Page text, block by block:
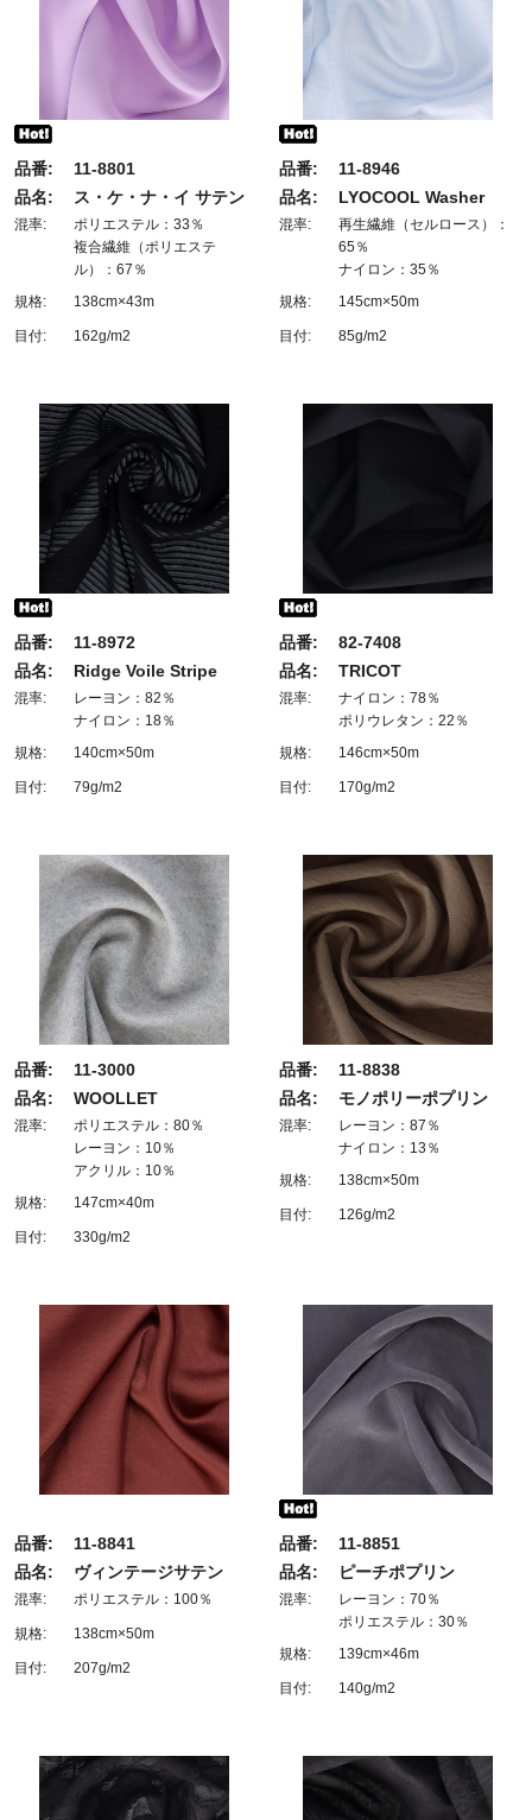
品番:
11-8801
品名:
ス・ケ・ナ・イ サテン
混率:
ポリエステル：33％
複合繊維（ポリエステ
ル）：67％
規格:
138cm×43m
目付: 162g/m2
品番:
11-8946
品名:
LYOCOOL Washer
混率:
再生繊維（セルロース）：
65％
ナイロン：35％
規格:
145cm×50m
目付: 85g/m2
品番:
11-8972
品名:
Ridge Voile Stripe
混率:
レーヨン：82％
ナイロン：18％
規格:
140cm×50m
目付: 79g/m2
品番:
82-7408
品名:
TRICOT
混率:
ナイロン：78％
ポリウレタン：22％
規格:
146cm×50m
目付: 170g/m2
品番:
11-3000
品名:
WOOLLET
混率:
ポリエステル：80％
レーヨン：10％
アクリル：10％
規格:
147cm×40m
目付: 330g/m2
品番:
11-8838
品名:
モノポリーポプリン
混率:
レーヨン：87％
ナイロン：13％
規格:
138cm×50m
目付: 126g/m2
品番:
11-8841
品名:
ヴィンテージサテン
混率: ポリエステル：100％
規格: 138cm×50m
目付: 207g/m2
品番:
11-8851
品名:
ピーチポプリン
混率:
レーヨン：70％
ポリエステル：30％
規格:
139cm×46m
目付: 140g/m2